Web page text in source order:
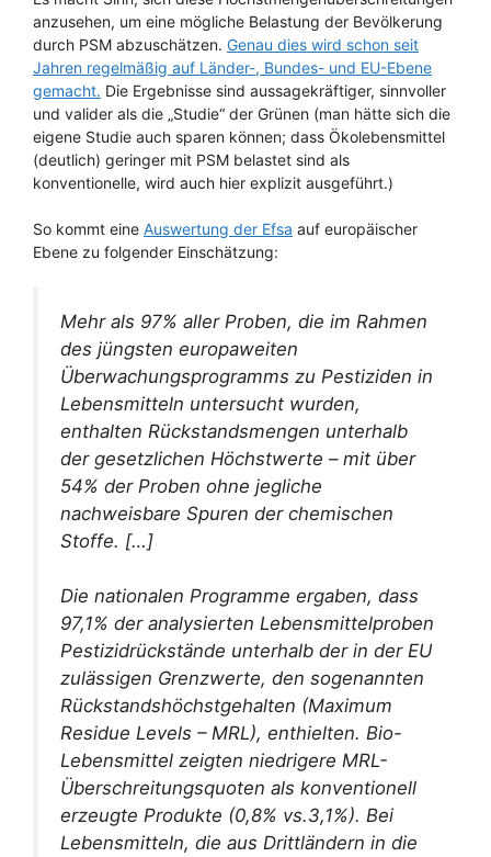
anzusehen, um eine mögliche Belastung der Bevölkerung
durch PSM abzuschätzen. Genau dies wird schon seit
Jahren regelmäßig auf Länder-, Bundes- und EU-Ebene
gemacht. Die Ergebnisse sind aussagekräftiger, sinnvoller
und valider als die „Studie“ der Grünen (man hätte sich die
eigene Studie auch sparen können; dass Ökolebensmittel
(deutlich) geringer mit PSM belastet sind als
konventionelle, wird auch hier explizit ausgeführt.)
So kommt eine Auswertung der Efsa auf europäischer
Ebene zu folgender Einschätzung:
Mehr als 97% aller Proben, die im Rahmen
des jüngsten europaweiten
Überwachungsprogramms zu Pestiziden in
Lebensmitteln untersucht wurden,
enthalten Rückstandsmengen unterhalb
der gesetzlichen Höchstwerte – mit über
54% der Proben ohne jegliche
nachweisbare Spuren der chemischen
Stoffe. […]
Die nationalen Programme ergaben, dass
97,1% der analysierten Lebensmittelproben
Pestizidrückstände unterhalb der in der EU
zulässigen Grenzwerte, den sogenannten
Rückstandshöchstgehalten (Maximum
Residue Levels – MRL), enthielten. Bio-
Lebensmittel zeigten niedrigere MRL-
Überschreitungsquoten als konventionell
erzeugte Produkte (0,8% vs.3,1%). Bei
Lebensmitteln, die aus Drittländern in die